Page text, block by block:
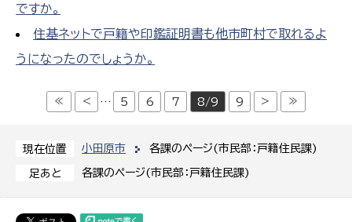
現在位置 小田原市 各課のページ(市民部：戸籍住民課)
足あと 各課のページ(市民部：戸籍住民課)
ですか。
住基ネットで戸籍や印鑑証明書も他市町村で取れるよ
うになったのでしょうか。
≪ < … 5 6 7 8/9 9 > ≫